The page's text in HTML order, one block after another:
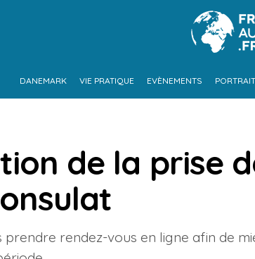
DANEMARK VIE PRATIQUE EVÈNEMENTS
de la prise
prendre rendez-vous en ligne afin de